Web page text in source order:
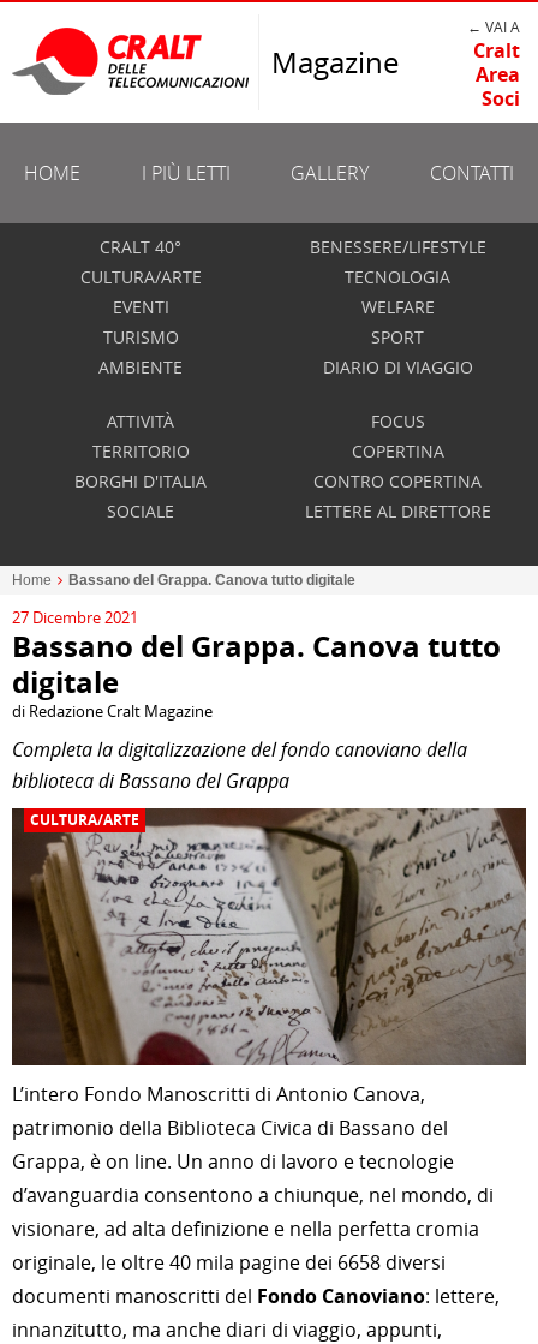
Magazine
← VAI A
Cralt
Area
Soci
HOME I PIÙ LETTI GALLERY CONTATTI
CRALT 40°
CULTURA/ARTE
EVENTI
TURISMO
AMBIENTE
BENESSERE/LIFESTYLE
TECNOLOGIA
WELFARE
SPORT
DIARIO DI VIAGGIO
ATTIVITÀ
TERRITORIO
BORGHI D'ITALIA
SOCIALE
FOCUS
COPERTINA
CONTRO COPERTINA
LETTERE AL DIRETTORE
Home Bassano del Grappa. Canova tutto digitale
27 Dicembre 2021
Bassano del Grappa. Canova tutto
digitale
di Redazione Cralt Magazine
Completa la digitalizzazione del fondo canoviano della
biblioteca di Bassano del Grappa
CULTURA/ARTE
L’intero Fondo Manoscritti di Antonio Canova,
patrimonio della Biblioteca Civica di Bassano del
Grappa, è on line. Un anno di lavoro e tecnologie
d’avanguardia consentono a chiunque, nel mondo, di
visionare, ad alta definizione e nella perfetta cromia
originale, le oltre 40 mila pagine dei 6658 diversi
documenti manoscritti del Fondo Canoviano: lettere,
innanzitutto, ma anche diari di viaggio, appunti,